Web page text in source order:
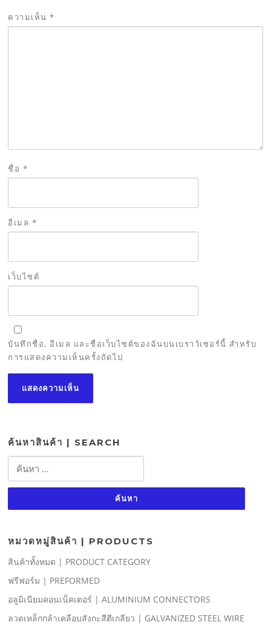
ความเห็น*
ชื่อ *
อีเมล *
เว็บไซต์
บันทึกชื่อ, อีเมล และชื่อเว็บไซต์ของฉันบนเบราว์เซอร์นี้ สำหรับ
การแสดงความเห็นครั้งถัดไป
ค้นหาสินค้า | SEARCH
ค้นหา
สำหรับ:
หมวดหมู่สินค้า | PRODUCTS
สินค้าทั้งหมด | PRODUCT CATEGORY
ฟรีฟอร์ม | PREFORMED
อลูมิเนียมคอนเน็คเตอร์ | ALUMINIUM CONNECTORS
ลวดเหล็กกล้าเคลือบสังกะสีตีเกลียว | GALVANIZED STEEL WIRE